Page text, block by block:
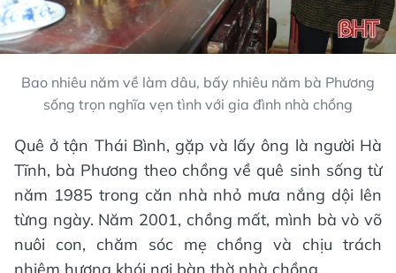
Bao nhiêu năm về làm dâu, bấy nhiêu năm bà Phương
sống trọn nghĩa vẹn tình với gia đình nhà chồng
Quê ở tận Thái Bình, gặp và lấy ông là người Hà
Tĩnh, bà Phương theo chồng về quê sinh sống từ
năm 1985 trong căn nhà nhỏ mưa nắng dội lên
từng ngày. Năm 2001, chồng mất, mình bà vò võ
nuôi con, chăm sóc mẹ chồng và chịu trách
nhiệm hương khói nơi bàn thờ nhà chồng.